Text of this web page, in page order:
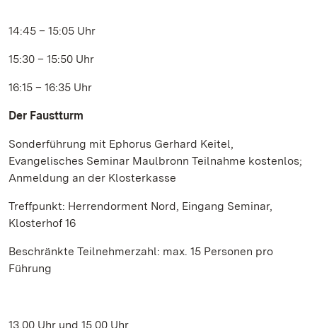
14:45 – 15:05 Uhr
15:30 – 15:50 Uhr
16:15 – 16:35 Uhr
Der Faustturm
Sonderführung mit Ephorus Gerhard Keitel,
Evangelisches Seminar Maulbronn Teilnahme kostenlos;
Anmeldung an der Klosterkasse
Treffpunkt: Herrendorment Nord, Eingang Seminar,
Klosterhof 16
Beschränkte Teilnehmerzahl: max. 15 Personen pro
Führung
13.00 Uhr und 15.00 Uhr